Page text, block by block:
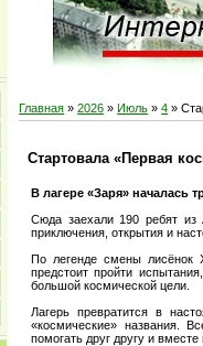
Главная »2026 » Июль » 4 »
Стартовала «Первая
В лагере «Заря» началась
Сюда заехали 190 ребят из
приключения, открытия и
По легенде смены лисёнок
предстоит пройти
большой космической цели.
Лагерь превратится в
«космические» названия.
помогать друг другу и